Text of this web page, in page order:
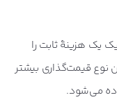
یک هزینۀ ثابت را
هر کلیک 50 تومان. این نوع قیمت‌گذاری بیشتر
می‌شود.